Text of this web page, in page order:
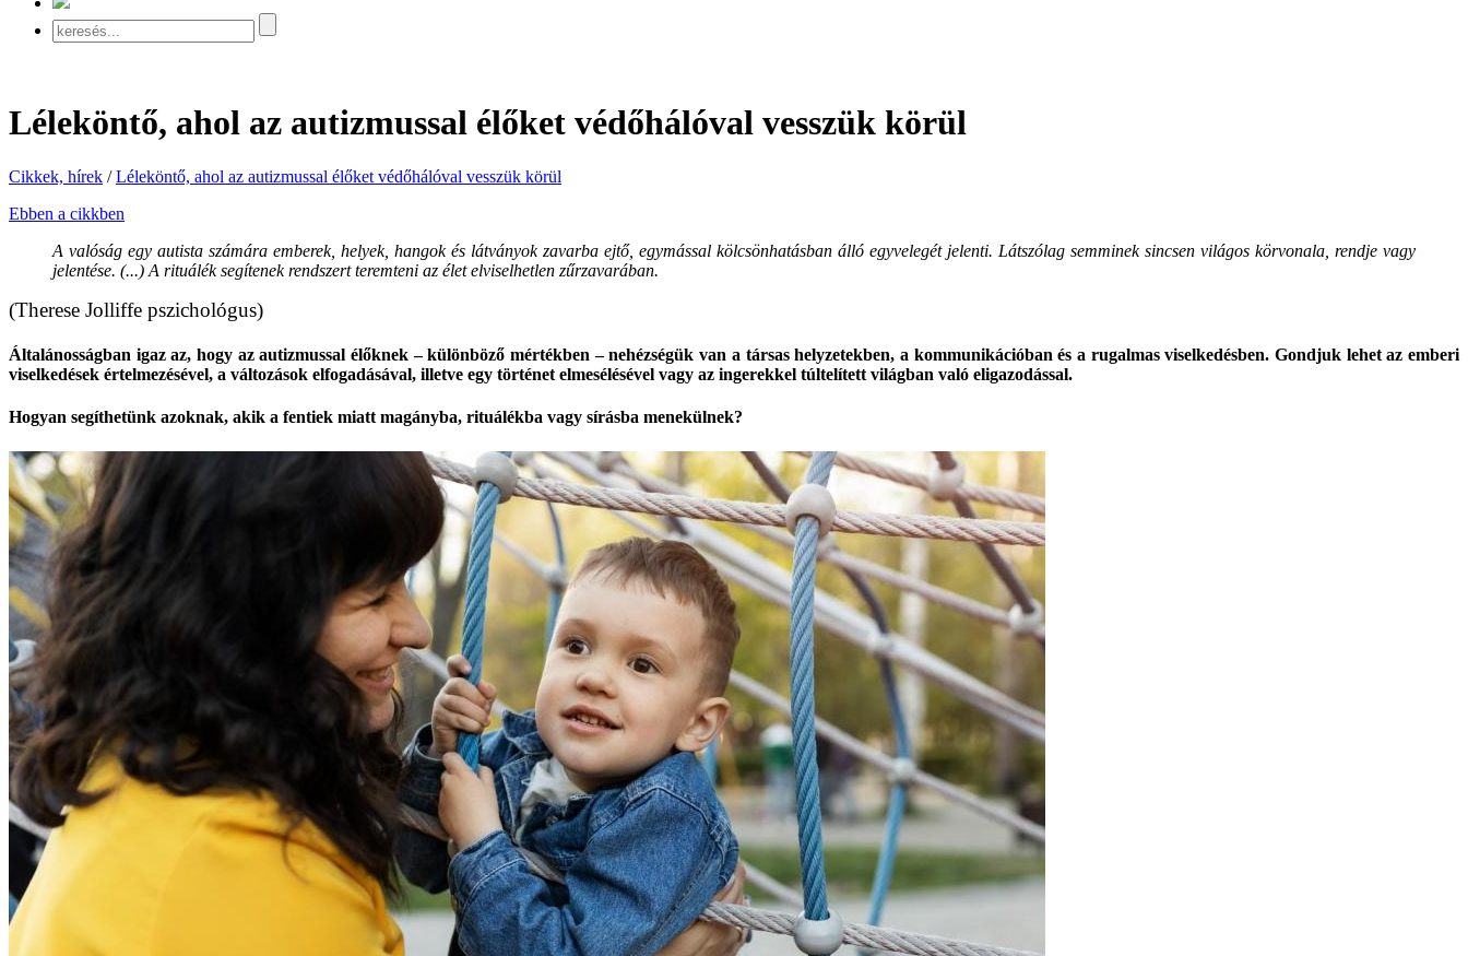
Léleköntő, ahol az autizmussal élőket védőhálóval vesszük körül
Cikkek, hírek /Léleköntő, ahol az autizmussal élőket védőhálóval vesszük körül
Ebben a cikkben
A valóság egy autista számára emberek, helyek, hangok és látványok zavarba ejtő, egymással kölcsönhatásban álló egyvelegét jelenti. Látszólag semminek sincsen világos körvonala, rendje vagy
jelentése. (...) A rituálék segítenek rendszert teremteni az élet elviselhetlen zűrzavarában.
(Therese Jolliffe pszichológus)
Általánosságban igaz az, hogy az autizmussal élőknek – különböző mértékben – nehézségük van a társas helyzetekben, a kommunikációban és a rugalmas viselkedésben. Gondjuk lehet az emberi
viselkedések értelmezésével, a változások elfogadásával, illetve egy történet elmesélésével vagy az ingerekkel túltelített világban való eligazodással.
Hogyan segíthetünk azoknak, akik a fentiek miatt magányba, rituálékba vagy sírásba menekülnek?